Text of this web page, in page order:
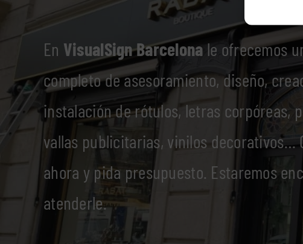
En VisualSign Barcelona le ofrecemos
completo de asesoramiento, diseño,
instalación de rótulos, letras corpóreas,
vallas publicitarias, vinilos decorativos…
ahora y pida presupuesto. Estaremos
atenderle.